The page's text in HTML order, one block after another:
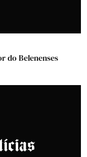
do Belenenses